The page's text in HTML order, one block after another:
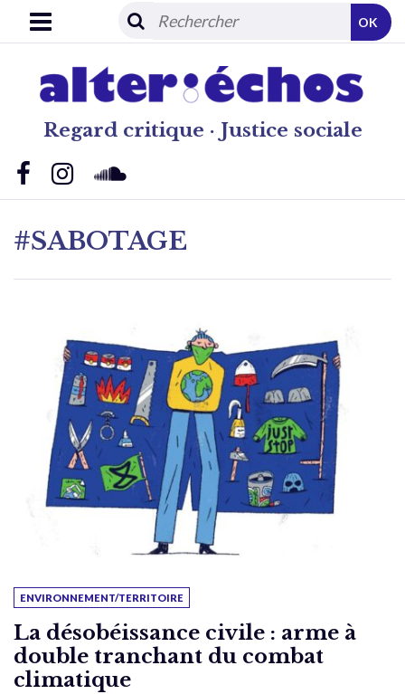
Regard critique · Justice sociale
OK
#SABOTAGE
ENVIRONNEMENT/TERRITOIRE
La désobéissance civile : arme à
double tranchant du combat
climatique